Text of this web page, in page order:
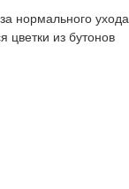
нормального ухода
цветки из бутонов